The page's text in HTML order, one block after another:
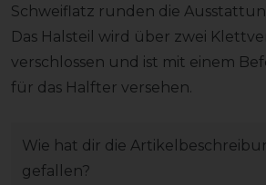
Schweiflatz runden die
Das Halsteil wird über zwei
verschlossen und ist mit einem
für das Halfter versehen.
Wie hat dir die
gefallen?